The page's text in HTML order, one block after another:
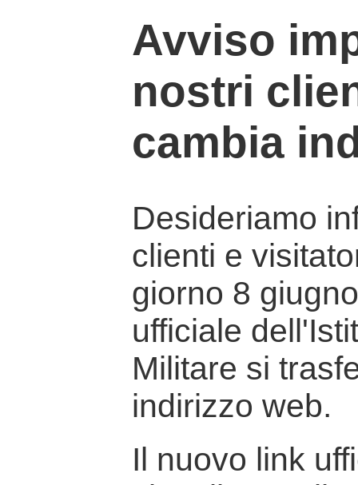
Avviso
nostri
cambia
Desideriamo
clienti e
giorno 8
ufficiale
Militare si
indirizzo web.
Il nuovo link